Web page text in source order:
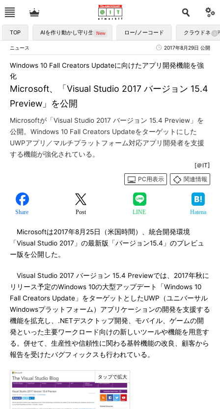
TOP AIを作り動かし守り生かす ロー/ノーコード クラウドネイ
ニュース 2017年8月29日 公開
Microsoft、「Visual Studio 2017 バージョン 15.4
Preview」を公開
Windows 10 Fall Creators Updateに向けたアプリ開発機能を強
化
Microsoftが「Visual Studio 2017 バージョン 15.4 Preview」を
公開。Windows 10 Fall Creators Updateをターゲットにした
UWPアプリ／マルチプラットフォーム対応アプリ開発者を支援
する機能が強化されている。
[＠IT]
PC用表示
関連情報
Share Post LINE Hatena
Microsoftは2017年8月25日（米国時間）、統合開発環境
「Visual Studio 2017」の最新版「バージョン15.4」のプレビュ
ー版を公開した。
Visual Studio 2017 バージョン 15.4 Previewでは、2017年秋に
リリース予定のWindows 10の大型アップデート「Windows 10
Fall Creators Update」をターゲットとしたUWP（ユニバーサル
Windowsプラットフォーム）アプリケーションの開発を支援する
機能を拡充し、.NETデスクトップ開発、モバイル、ゲームの開
発といった主要ワークロード向けの新しいツールや機能を用意す
る。併せて、生産性や信頼性に関わる基幹機能の改良、顧客から
報告を受けたバグフィックスも行われている。